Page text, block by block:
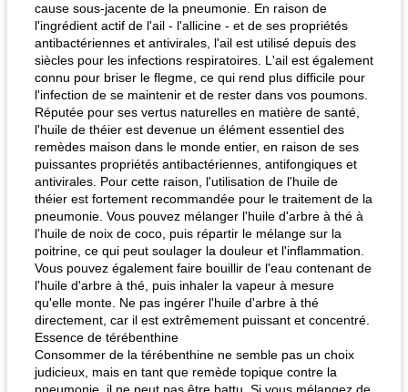
cause sous-jacente de la pneumonie. En raison de
l'ingrédient actif de l'ail - l'allicine - et de ses propriétés
antibactériennes et antivirales, l'ail est utilisé depuis des
siècles pour les infections respiratoires. L'ail est également
connu pour briser le flegme, ce qui rend plus difficile pour
l'infection de se maintenir et de rester dans vos poumons.
Réputée pour ses vertus naturelles en matière de santé,
l'huile de théier est devenue un élément essentiel des
remèdes maison dans le monde entier, en raison de ses
puissantes propriétés antibactériennes, antifongiques et
antivirales. Pour cette raison, l'utilisation de l'huile de
théier est fortement recommandée pour le traitement de la
pneumonie. Vous pouvez mélanger l'huile d'arbre à thé à
l'huile de noix de coco, puis répartir le mélange sur la
poitrine, ce qui peut soulager la douleur et l'inflammation.
Vous pouvez également faire bouillir de l'eau contenant de
l'huile d'arbre à thé, puis inhaler la vapeur à mesure
qu'elle monte. Ne pas ingérer l'huile d'arbre à thé
directement, car il est extrêmement puissant et concentré.
Essence de térébenthine
Consommer de la térébenthine ne semble pas un choix
judicieux, mais en tant que remède topique contre la